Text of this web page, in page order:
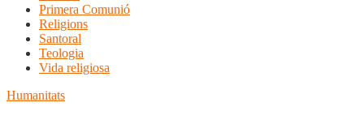
Primera Comunió
Religions
Santoral
Teologia
Vida religiosa
Humanitats